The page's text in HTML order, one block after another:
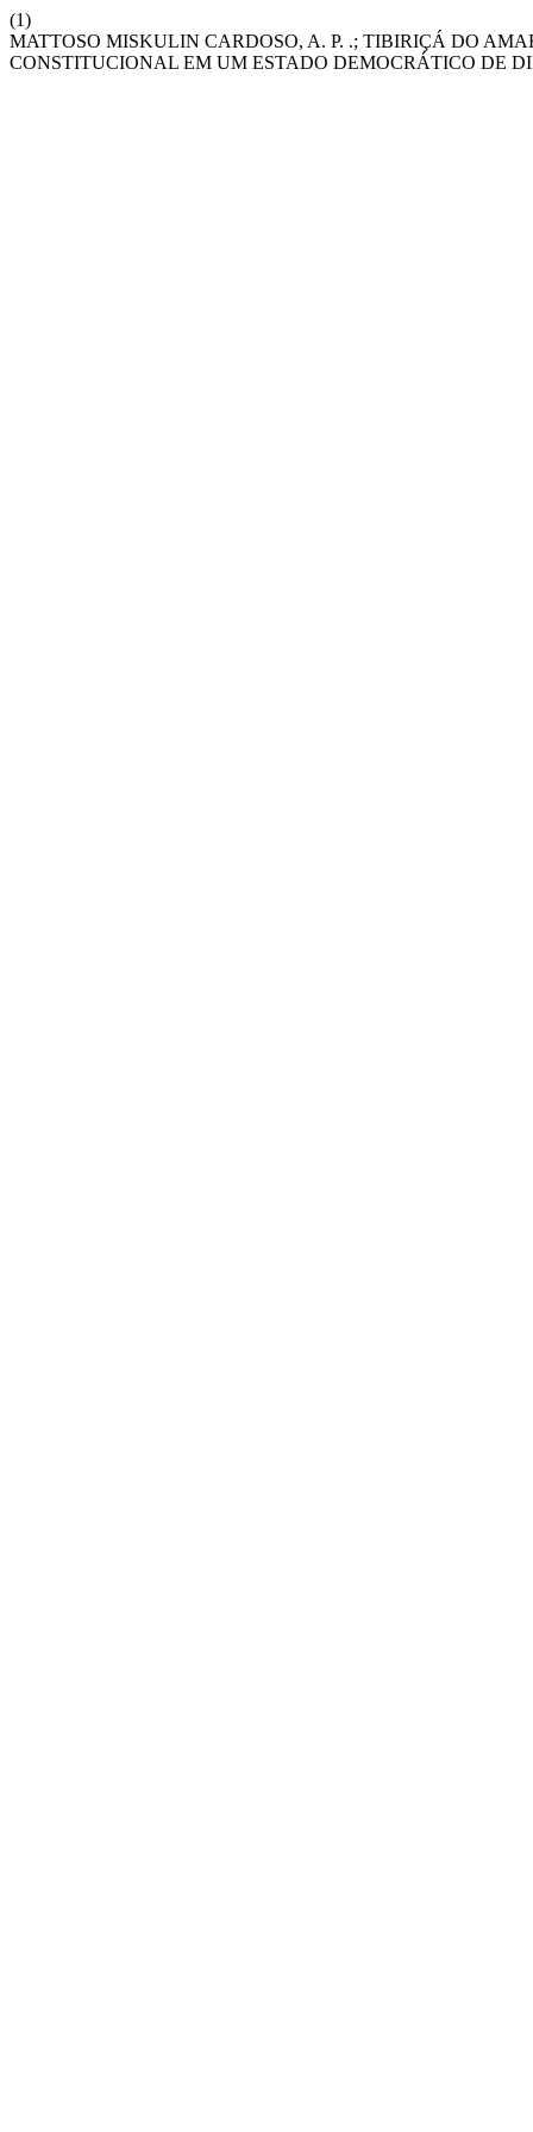
(1)
MATTOSO MISKULIN CARDOSO, A. P. .; TIBIRIÇÁ DO
CONSTITUCIONAL EM UM ESTADO DEMOCRÁTICO DE